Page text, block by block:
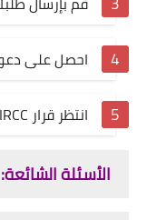
احصل على
انتظر قرار IRCC.
الأسئلة الشائعة: